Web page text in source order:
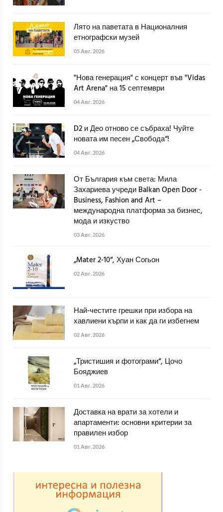
Лято на паветата в Националния
етнографски музей
05 Авг. 2026
"Нова генерация" с концерт във "Vidas
Art Arena" на 15 септември
04 Авг. 2026
D2 и Део отново се събраха! Чуйте
новата им песен „Свобода“!
04 Авг. 2026
От България към света: Мила
Захариева учреди Balkan Open Door -
Business, Fashion and Art –
международна платформа за бизнес,
мода и изкуство
03 Авг. 2026
„Mater 2-10“, Хуан Согьон
02 Авг. 2026
Най-честите грешки при избора на
хавлиени кърпи и как да ги избегнем
02 Авг. 2026
„Тристишия и фотограми“, Цочо
Бояджиев
01 Авг. 2026
Доставка на врати за хотели и
апартаменти: основни критерии за
правилен избор
01 Авг. 2026